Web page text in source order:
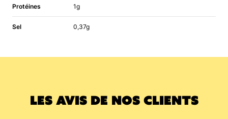
Protéines 1g
Sel 0,37g
LES AVIS DE NOS CLIENTS